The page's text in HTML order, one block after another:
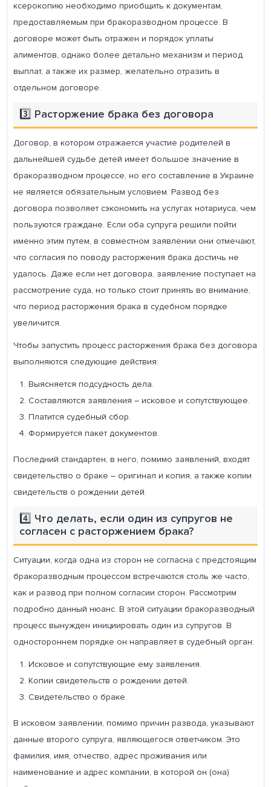
ксерокопию необходимо приобщить к документам,
предоставляемым при бракоразводном процессе. В
договоре может быть отражен и порядок уплаты
алиментов, однако более детально механизм и период
выплат, а также их размер, желательно отразить в
отдельном договоре.
3️⃣ Расторжение брака без договора
Договор, в котором отражается участие родителей в
дальнейшей судьбе детей имеет большое значение в
бракоразводном процессе, но его составление в Украине
не является обязательным условием. Развод без
договора позволяет сэкономить на услугах нотариуса, чем
пользуются граждане. Если оба супруга решили пойти
именно этим путем, в совместном заявлении они отмечают,
что согласия по поводу расторжения брака достичь не
удалось. Даже если нет договора, заявление поступает на
рассмотрение суда, но только стоит принять во внимание,
что период расторжения брака в судебном порядке
увеличится.
Чтобы запустить процесс расторжения брака без договора
выполняются следующие действия:
Выясняется подсудность дела.
Составляются заявления – исковое и сопутствующее.
Платится судебный сбор.
Формируется пакет документов.
Последний стандартен, в него, помимо заявлений, входят
свидетельство о браке – оригинал и копия, а также копии
свидетельств о рождении детей.
4️⃣ Что делать, если один из супругов не
согласен с расторжением брака?
Ситуации, когда одна из сторон не согласна с предстоящим
бракоразводным процессом встречаются столь же часто,
как и развод при полном согласии сторон. Рассмотрим
подробно данный нюанс. В этой ситуации бракоразводный
процесс вынужден инициировать один из супругов. В
одностороннем порядке он направляет в судебный орган:
Исковое и сопутствующие ему заявления.
Копии свидетельств о рождении детей.
Свидетельство о браке.
В исковом заявлении, помимо причин развода, указывают
данные второго супруга, являющегося ответчиком. Это
фамилия, имя, отчество, адрес проживания или
наименование и адрес компании, в которой он (она)